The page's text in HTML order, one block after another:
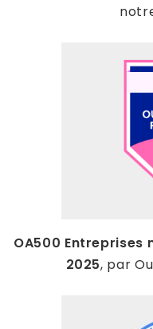
OA500 Entreprises
2025, par